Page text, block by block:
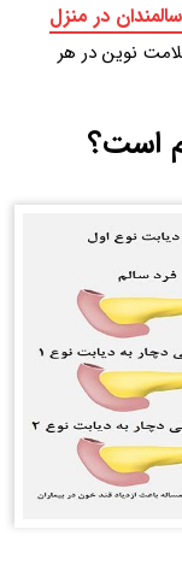
در منزل
نوین در هر
است؟